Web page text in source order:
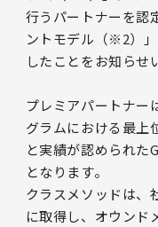
行うパートナーを認
ントモデル（※2）
したことをお知らせ
プレミアパートナー
グラムにおける最上
と実績が認められ
となります。
クラスメソッドは
に取得し、オウンド